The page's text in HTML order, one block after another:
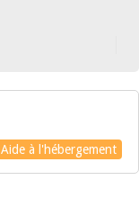
Aide à l'hébergement